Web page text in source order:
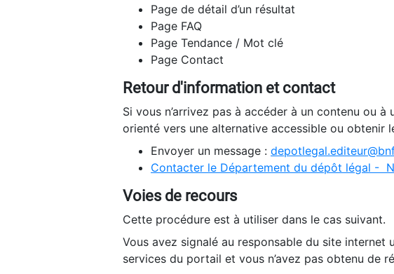
Page de détail d’un résultat
Page FAQ
Page Tendance / Mot clé
Page Contact
Retour d'information et contact
Si vous n’arrivez pas à accéder à un contenu ou
orienté vers une alternative accessible ou obtenir
Envoyer un message :
Contacter le Département du dépôt légal -
Voies de recours
Cette procédure est à utiliser dans le cas suivant.
Vous avez signalé au responsable du site internet
services du portail et vous n’avez pas obtenu de